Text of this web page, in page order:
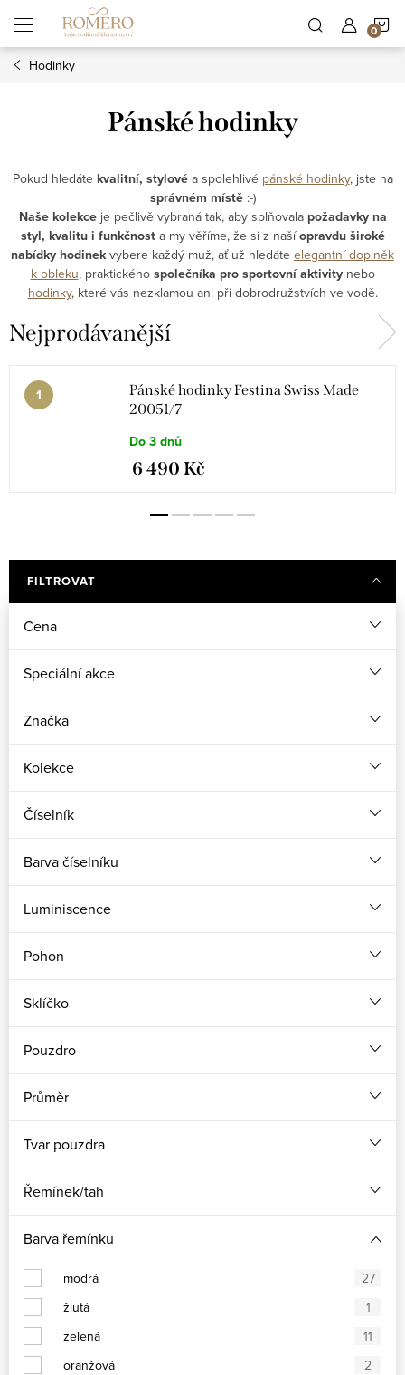
obsah
Hodinky
Pánské hodinky
Pokud hledáte kvalitní, stylovéa spolehlivé pánské hodinky, jste na
správném místě:-)
Naše kolekceje pečlivě vybraná tak, aby splňovala požadavky na
styl, kvalitu i funkčnost a my věříme, že si z našíopravdu široké
nabídky hodinekvybere každý muž, ať už hledáte elegantní doplněk
k obleku, praktického společníka pro sportovní aktivitynebo
hodinky, které vás nezklamou ani při dobrodružstvích ve vodě.
Nejprodávanější
Pánské hodinky Festina Swiss Made
20051/7
Do 3 dnů
6 490 Kč
FILTROVAT
Cena
Speciální akce
Značka
Kolekce
Číselník
Barva číselníku
Luminiscence
Pohon
Sklíčko
Pouzdro
Průměr
Tvar pouzdra
Řemínek/tah
Barva řemínku
modrá
27
žlutá
1
zelená
11
oranžová
2